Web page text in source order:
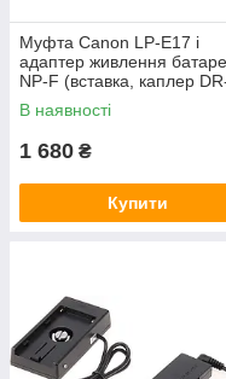
Муфта Canon LP-E17 і
адаптер живлення
NP-F (вставка, каплер
E17)
В наявності
1 680 ₴
Купити